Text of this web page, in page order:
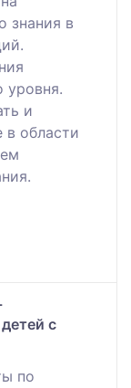
знания в
уровня.
и
в области
с
по